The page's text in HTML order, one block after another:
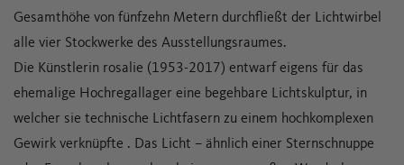
Gesamthöhe von fünfzehn Metern durchfließt der Lichtwirbel
alle vier Stockwerke des Ausstellungsraumes.
Die Künstlerin rosalie (1953-2017) entwarf eigens für das
ehemalige Hochregallager eine begehbare Lichtskulptur, in
welcher sie technische Lichtfasern zu einem hochkomplexen
Gewirk verknüpfte . Das Licht – ähnlich einer Sternschnuppe